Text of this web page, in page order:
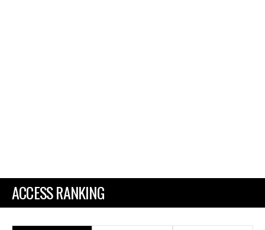
ACCESS RANKING